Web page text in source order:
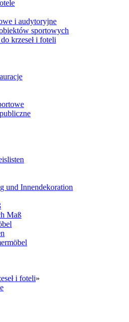
i audytoryjne
sportowych
krzeseł i foteli
und Innendekoration
Maß
i foteli»